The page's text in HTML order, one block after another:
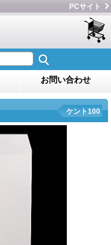
PCサイト
お問い合わせ
ケント100